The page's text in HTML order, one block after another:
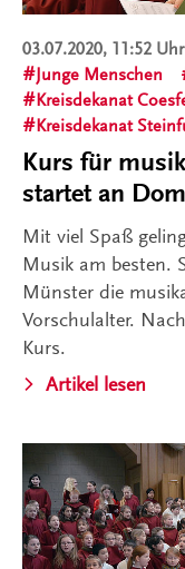
03.07.2020, 11:52 Uhr
Junge Menschen
Kreisdekanat
Kreisdekanat
Kurs für
startet an
Mit viel Spaß
Musik am besten.
Münster die
Vorschulalter.
Kurs.
Artikel lesen